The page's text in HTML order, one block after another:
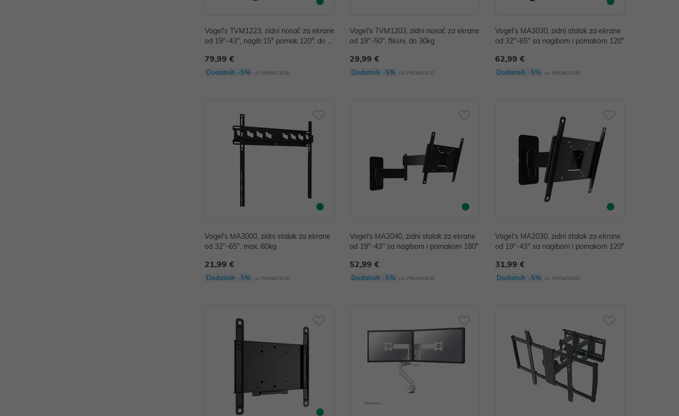
Vogel's TVM1223, zidni nosač za ekrane
od 19"-43", nagib 15° pomak 120°, do 1
79,99 €
Dodatnih -5% uz PROMO KOD
Vogel's TVM1203, zidni nosač za ekrane
od 19"-50", fiksni, do 30kg
29,99 €
Dodatnih -5% uz PROMO KOD
Vogel's MA3030, zidni stalak za ekrane
od 32"-65" sa nagibom i pomakom 120°
62,99 €
Dodatnih -5% uz PROMO KOD
Vogel's MA3000, zidni stalak za ekrane
od 32"-65", max. 60kg
21,99 €
Dodatnih -5% uz PROMO KOD
Vogel's MA2040, zidni stalak za ekrane
od 19"-43" sa nagibom i pomakom 180°
52,99 €
Dodatnih -5% uz PROMO KOD
Vogel's MA2030, zidni stalak za ekrane
od 19"-43" sa nagibom i pomakom 120°
31,99 €
Dodatnih -5% uz PROMO KOD